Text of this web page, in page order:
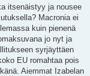
itsenäistyy ja nousee
Macronia ei
kuin pienenä
jo nyt ja
syrjäyttäen
EU romahtaa pois
Aiemmat Izabelan